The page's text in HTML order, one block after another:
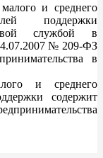
и среднего
поддержки
службой в
№ 209-ФЗ
в
и среднего
содержит